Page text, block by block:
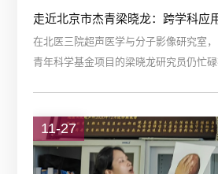
在北医三院超声医学与分子影像研究室
青年科学基金项目的梁晓龙研究员仍忙
11-27